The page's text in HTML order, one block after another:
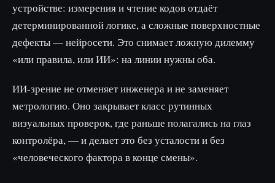
устройстве: измерения и чтение кодов отдаёт
детерминированной логике, а сложные поверхностные
дефекты — нейросети. Это снимает ложную дилемму
«или правила, или ИИ»: на линии нужны оба.
ИИ-зрение не отменяет инженера и не заменяет
метрологию. Оно закрывает класс рутинных
визуальных проверок, где раньше полагались на глаз
контролёра, — и делает это без усталости и без
«человеческого фактора в конце смены».